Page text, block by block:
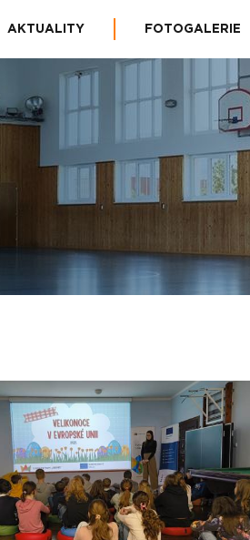
AKTUALITY FOTOGALERIE